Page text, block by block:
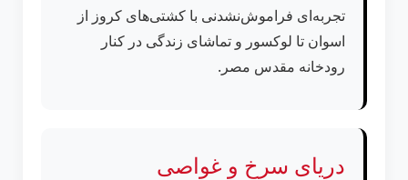
تجربه‌ای فراموش‌نشدنی با کشتی‌های کروز از
اسوان تا لوکسور و تماشای زندگی در کنار
رودخانه مقدس مصر.
دریای سرخ و غواصی